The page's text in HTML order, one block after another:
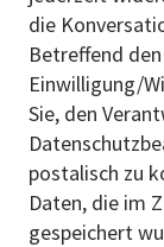
die
Betreffend
Einwilligung/
Sie, den
postalisch zu
Daten, die im
gespeichert